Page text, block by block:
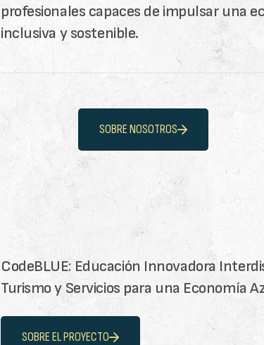
profesionales capaces de impulsar una
inclusiva y sostenible.
SOBRE NOSOTROS
CodeBLUE: Educación Innovadora
Turismo y Servicios para una Economía
SOBRE EL PROYECTO